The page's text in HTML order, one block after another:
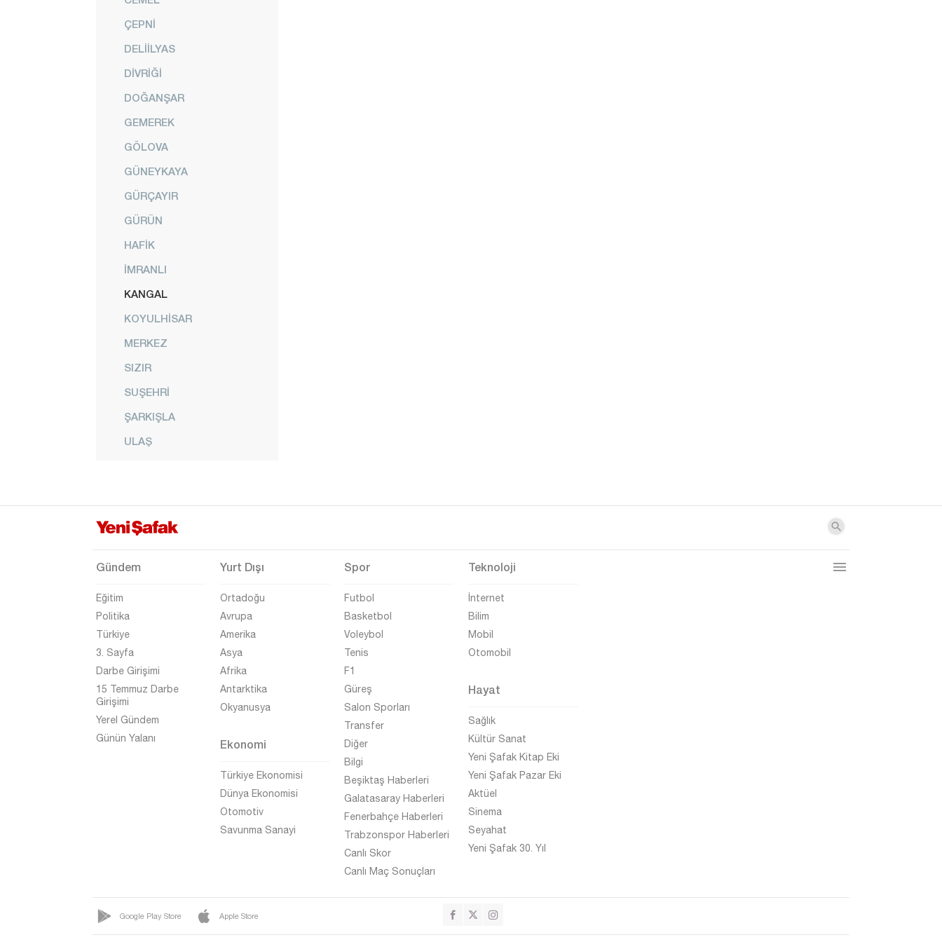
ÇEPNİ
DELİİLYAS
DİVRİĞİ
DOĞANŞAR
GEMEREK
GÖLOVA
GÜNEYKAYA
GÜRÇAYIR
GÜRÜN
HAFİK
İMRANLI
KANGAL
KOYULHİSAR
MERKEZ
SIZIR
SUŞEHRİ
ŞARKIŞLA
ULAŞ
Şanlıurfa
Şırnak
Tokat
Trabzon
Tunceli
Uşak
Van
Yalova
Gündem
Eğitim
Politika
Türkiye
3. Sayfa
Darbe Girişimi
15 Temmuz Darbe
Girişimi
Yerel Gündem
Günün Yalanı
Yurt Dışı
Ortadoğu
Avrupa
Amerika
Asya
Afrika
Antarktika
Okyanusya
Ekonomi
Türkiye Ekonomisi
Dünya Ekonomisi
Otomotiv
Savunma Sanayi
Spor
Futbol
Basketbol
Voleybol
Tenis
F1
Güreş
Salon Sporları
Transfer
Diğer
Bilgi
Beşiktaş Haberleri
Galatasaray Haberleri
Fenerbahçe Haberleri
Trabzonspor Haberleri
Canlı Skor
Canlı Maç Sonuçları
Teknoloji
İnternet
Bilim
Mobil
Otomobil
Hayat
Sağlık
Kültür Sanat
Yeni Şafak Kitap Eki
Yeni Şafak Pazar Eki
Aktüel
Sinema
Seyahat
Yeni Şafak 30. Yıl
Google Play Store Apple Store